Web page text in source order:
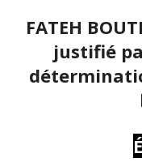
FATEH
justifié